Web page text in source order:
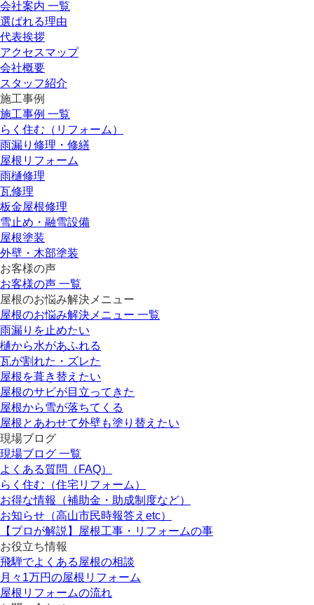
会社案内 一覧
選ばれる理由
代表挨拶
アクセスマップ
会社概要
スタッフ紹介
施工事例
施工事例 一覧
らく住む（リフォーム）
雨漏り修理・修繕
屋根リフォーム
雨樋修理
瓦修理
板金屋根修理
雪止め・融雪設備
屋根塗装
外壁・木部塗装
お客様の声
お客様の声 一覧
屋根のお悩み解決メニュー
屋根のお悩み解決メニュー 一覧
雨漏りを止めたい
樋から水があふれる
瓦が割れた・ズレた
屋根を葺き替えたい
屋根のサビが目立ってきた
屋根から雪が落ちてくる
屋根とあわせて外壁も塗り替えたい
現場ブログ
現場ブログ 一覧
よくある質問（FAQ）
らく住む（住宅リフォーム）
お得な情報（補助金・助成制度など）
お知らせ（高山市民時報答えetc）
【プロが解説】屋根工事・リフォームの事
お役立ち情報
飛騨でよくある屋根の相談
月々1万円の屋根リフォーム
屋根リフォームの流れ